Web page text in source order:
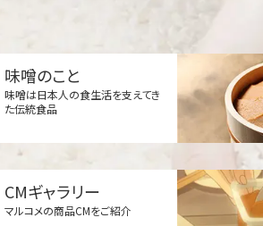
味噌のこと
味噌は日本人の食生活を支えてき
た伝統食品
CMギャラリー
マルコメの商品CMをご紹介